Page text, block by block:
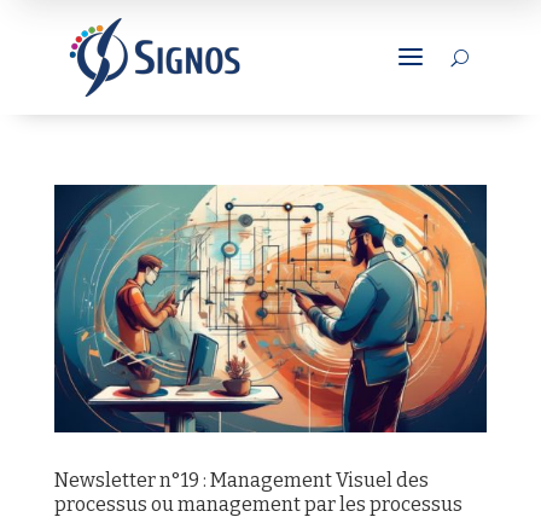
a U
Newsletter n°19 : Management Visuel des
processus ou management par les processus